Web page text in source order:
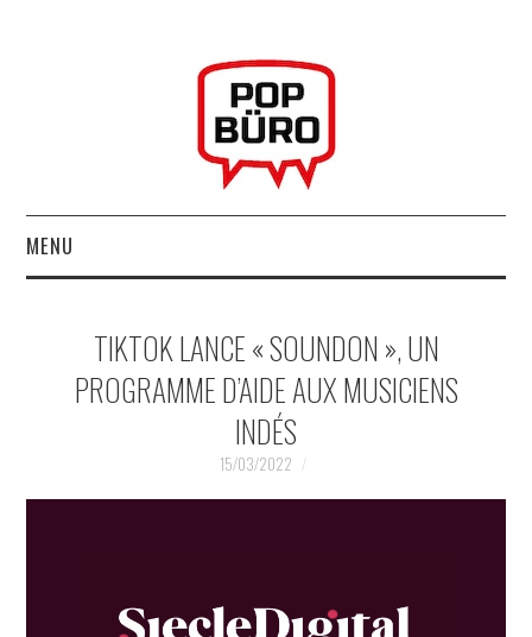
MENU
MUSIQUESACTUELLES.NET
TIKTOK LANCE « SOUNDON », UN
PROGRAMME D’AIDE AUX MUSICIENS
INDÉS
15/03/2022